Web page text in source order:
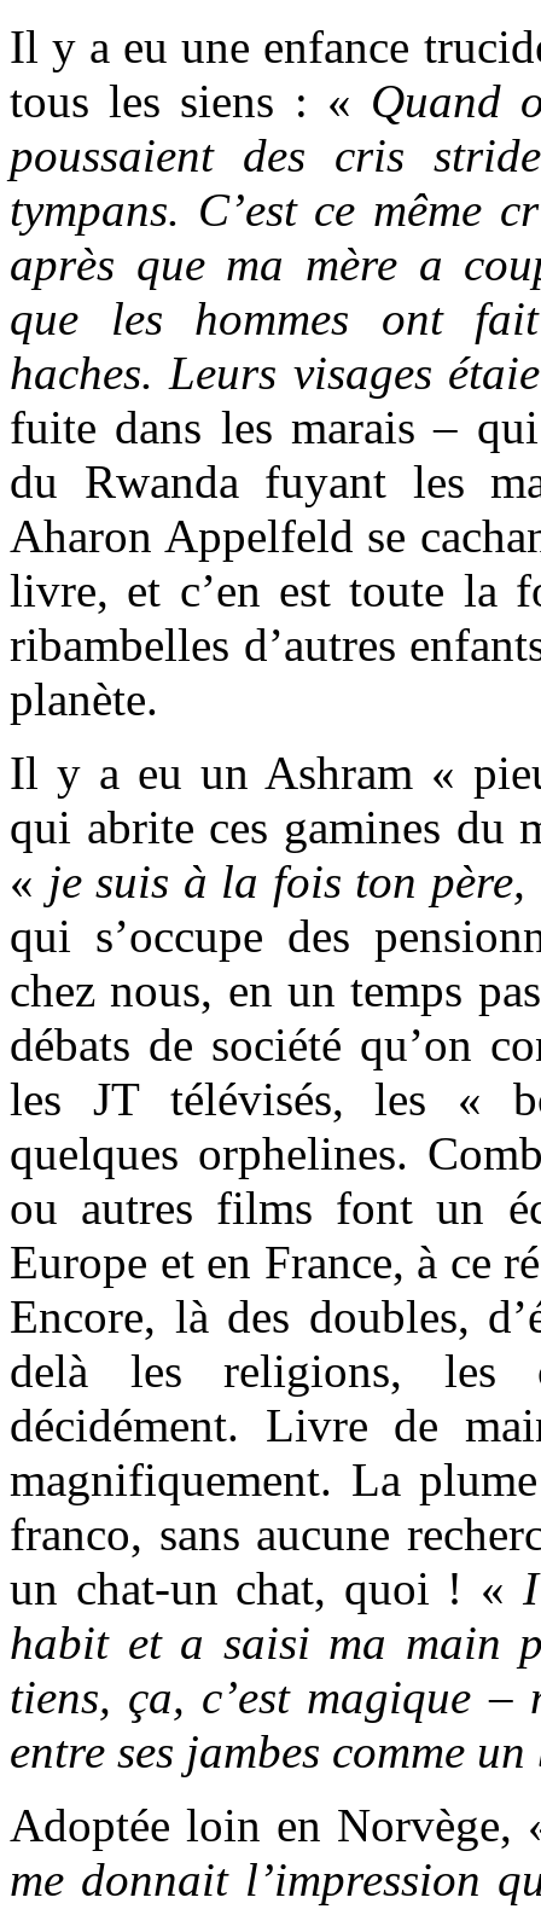
Il y a eu une enfance
tous les siens : « Quand
poussaient des cris
tympans. C’est ce même
après que ma mère a
que les hommes ont
haches. Leurs visages
fuite dans les marais –
du Rwanda fuyant les
Aharon Appelfeld se
livre, et c’en est toute la
ribambelles d’autres
planète.
Il y a eu un Ashram «
qui abrite ces gamines du
« je suis à la fois ton
qui s’occupe des
chez nous, en un temps
débats de société qu’on
les JT télévisés, les «
quelques orphelines.
ou autres films font un
Europe et en France, à ce
Encore, là des doubles,
delà les religions, les
décidément. Livre de
magnifiquement. La
franco, sans aucune
un chat-un chat, quoi ! «
habit et a saisi ma main
tiens, ça, c’est magique
entre ses jambes comme
Adoptée loin en Norvège,
me donnait l’impression